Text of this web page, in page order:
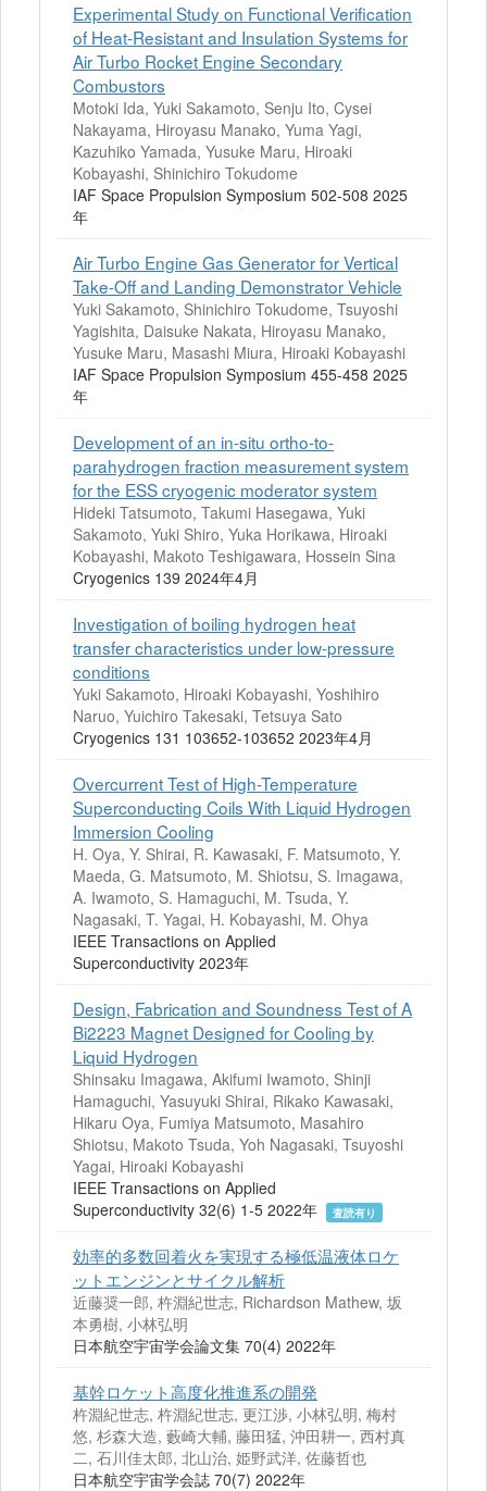
Experimental Study on Functional Verification
of Heat-Resistant and Insulation Systems for
Air Turbo Rocket Engine Secondary
Combustors
Motoki Ida, Yuki Sakamoto, Senju Ito, Cysei
Nakayama, Hiroyasu Manako, Yuma Yagi,
Kazuhiko Yamada, Yusuke Maru, Hiroaki
Kobayashi, Shinichiro Tokudome
IAF Space Propulsion Symposium 502-508 2025
年
Air Turbo Engine Gas Generator for Vertical
Take-Off and Landing Demonstrator Vehicle
Yuki Sakamoto, Shinichiro Tokudome, Tsuyoshi
Yagishita, Daisuke Nakata, Hiroyasu Manako,
Yusuke Maru, Masashi Miura, Hiroaki Kobayashi
IAF Space Propulsion Symposium 455-458 2025
年
Development of an in-situ ortho-to-
parahydrogen fraction measurement system
for the ESS cryogenic moderator system
Hideki Tatsumoto, Takumi Hasegawa, Yuki
Sakamoto, Yuki Shiro, Yuka Horikawa, Hiroaki
Kobayashi, Makoto Teshigawara, Hossein Sina
Cryogenics 139 2024年4月
Investigation of boiling hydrogen heat
transfer characteristics under low-pressure
conditions
Yuki Sakamoto, Hiroaki Kobayashi, Yoshihiro
Naruo, Yuichiro Takesaki, Tetsuya Sato
Cryogenics 131 103652-103652 2023年4月
Overcurrent Test of High-Temperature
Superconducting Coils With Liquid Hydrogen
Immersion Cooling
H. Oya, Y. Shirai, R. Kawasaki, F. Matsumoto, Y.
Maeda, G. Matsumoto, M. Shiotsu, S. Imagawa,
A. Iwamoto, S. Hamaguchi, M. Tsuda, Y.
Nagasaki, T. Yagai, H. Kobayashi, M. Ohya
IEEE Transactions on Applied
Superconductivity 2023年
Design, Fabrication and Soundness Test of A
Bi2223 Magnet Designed for Cooling by
Liquid Hydrogen
Shinsaku Imagawa, Akifumi Iwamoto, Shinji
Hamaguchi, Yasuyuki Shirai, Rikako Kawasaki,
Hikaru Oya, Fumiya Matsumoto, Masahiro
Shiotsu, Makoto Tsuda, Yoh Nagasaki, Tsuyoshi
Yagai, Hiroaki Kobayashi
IEEE Transactions on Applied
Superconductivity 32(6) 1-5 2022年
査読有り
効率的多数回着火を実現する極低温液体ロケ
ットエンジンとサイクル解析
近藤奨一郎, 杵淵紀世志, Richardson Mathew, 坂
本勇樹, 小林弘明
日本航空宇宙学会論文集 70(4) 2022年
基幹ロケット高度化推進系の開発
杵淵紀世志, 杵淵紀世志, 更江渉, 小林弘明, 梅村
悠, 杉森大造, 藪崎大輔, 藤田猛, 沖田耕一, 西村真
二, 石川佳太郎, 北山治, 姫野武洋, 佐藤哲也
日本航空宇宙学会誌 70(7) 2022年